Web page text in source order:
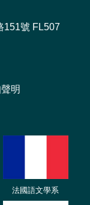
151號 FL507
明
法國語文學系